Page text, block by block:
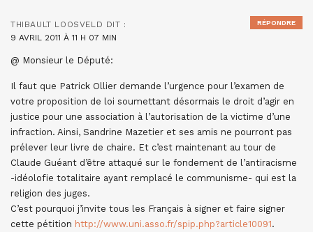
THIBAULT LOOSVELD DIT :
9 AVRIL 2011 À 11 H 07 MIN
@ Monsieur le Député:
Il faut que Patrick Ollier demande l’urgence pour l’examen de
votre proposition de loi soumettant désormais le droit d’agir en
justice pour une association à l’autorisation de la victime d’une
infraction. Ainsi, Sandrine Mazetier et ses amis ne pourront pas
prélever leur livre de chaire. Et c’est maintenant au tour de
Claude Guéant d’être attaqué sur le fondement de l’antiracisme
-idéolofie totalitaire ayant remplacé le communisme- qui est la
religion des juges.
C’est pourquoi j’invite tous les Français à signer et faire signer
cette pétition http://www.uni.asso.fr/spip.php?article10091.
RÉPONDRE